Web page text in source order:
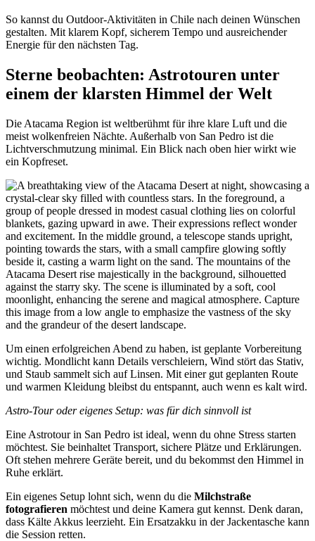
So kannst du Outdoor-Aktivitäten in Chile nach deinen Wünschen
gestalten. Mit klarem Kopf, sicherem Tempo und ausreichender
Energie für den nächsten Tag.
Sterne beobachten: Astrotouren unter
einem der klarsten Himmel der Welt
Die Atacama Region ist weltberühmt für ihre klare Luft und die
meist wolkenfreien Nächte. Außerhalb von San Pedro ist die
Lichtverschmutzung minimal. Ein Blick nach oben hier wirkt wie
ein Kopfreset.
Um einen erfolgreichen Abend zu haben, ist geplante Vorbereitung
wichtig. Mondlicht kann Details verschleiern, Wind stört das Stativ,
und Staub sammelt sich auf Linsen. Mit einer gut geplanten Route
und warmen Kleidung bleibst du entspannt, auch wenn es kalt wird.
Astro-Tour oder eigenes Setup: was für dich sinnvoll ist
Eine Astrotour in San Pedro ist ideal, wenn du ohne Stress starten
möchtest. Sie beinhaltet Transport, sichere Plätze und Erklärungen.
Oft stehen mehrere Geräte bereit, und du bekommst den Himmel in
Ruhe erklärt.
Ein eigenes Setup lohnt sich, wenn du die Milchstraße
fotografieren möchtest und deine Kamera gut kennst. Denk daran,
dass Kälte Akkus leerzieht. Ein Ersatzakku in der Jackentasche kann
die Session retten.